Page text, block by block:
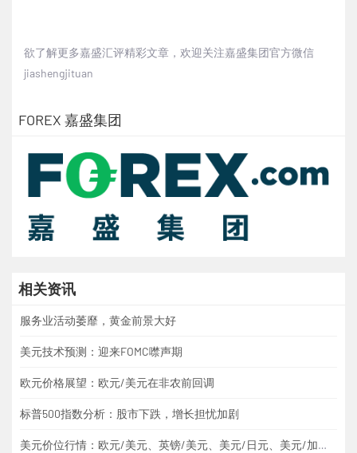
欲了解更多嘉盛汇评精彩文章，欢迎关注嘉盛集团官方微信
jiashengjituan
FOREX 嘉盛集团
相关资讯
服务业活动萎靡，黄金前景大好
美元技术预测：迎来FOMC噤声期
欧元价格展望：欧元/美元在非农前回调
标普500指数分析：股市下跌，增长担忧加剧
美元价位行情：欧元/美元、英镑/美元、美元/日元、美元/加元、黄金